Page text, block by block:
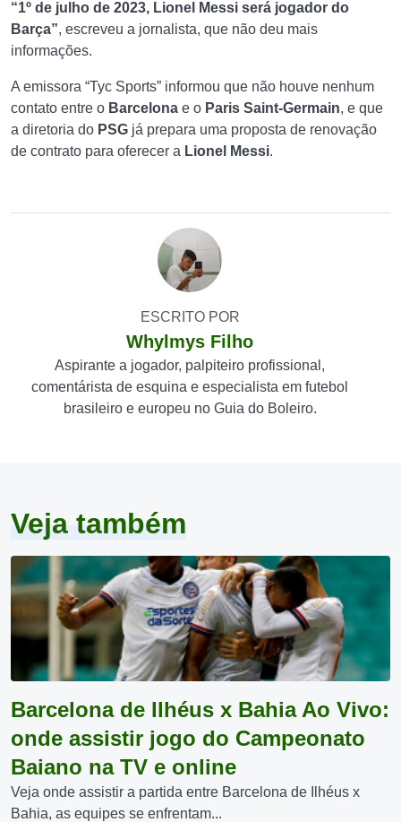
“1º de julho de 2023, Lionel Messi será jogador do
Barça”, escreveu a jornalista, que não deu mais
informações.
A emissora “Tyc Sports” informou que não houve nenhum
contato entre o Barcelona e o Paris Saint-Germain, e que
a diretoria do PSG já prepara uma proposta de renovação
de contrato para oferecer a Lionel Messi.
ESCRITO POR
Whylmys Filho
Aspirante a jogador, palpiteiro profissional,
comentárista de esquina e especialista em futebol
brasileiro e europeu no Guia do Boleiro.
Veja também
Barcelona de Ilhéus x Bahia Ao Vivo:
onde assistir jogo do Campeonato
Baiano na TV e online
Veja onde assistir a partida entre Barcelona de Ilhéus x
Bahia, as equipes se enfrentam...